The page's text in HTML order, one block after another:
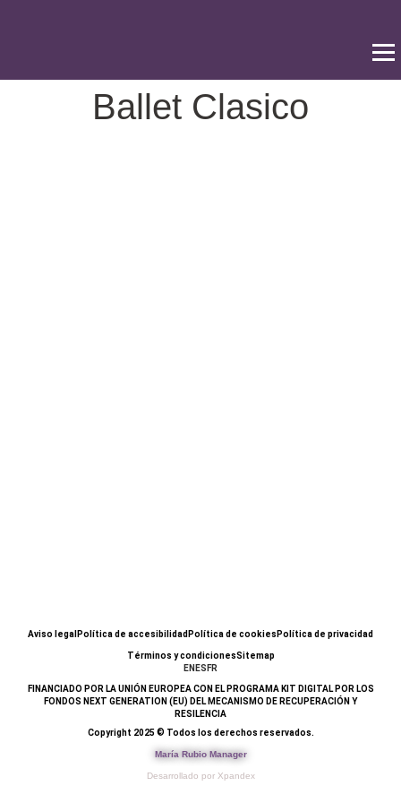
Ballet Clasico
Aviso legal Política de accesibilidad Política de cookies Política de privacidad
Términos y condicionesSitemap
EN ES FR
FINANCIADO POR LA UNIÓN EUROPEA CON EL PROGRAMA KIT DIGITAL POR LOS
FONDOS NEXT GENERATION (EU) DEL MECANISMO DE RECUPERACIÓN Y
RESILENCIA
Copyright 2025 © Todos los derechos reservados.
María Rubio Manager
Desarrollado por Xpandex